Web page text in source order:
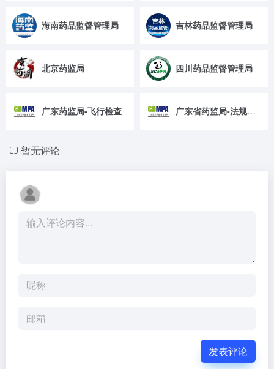
海南药品监督管理局 吉林药品监督管理局
北京药监局 四川药品监督管理局
广东药监局-飞行检查 广东省药监局-法规解读
暂无评论
发表评论